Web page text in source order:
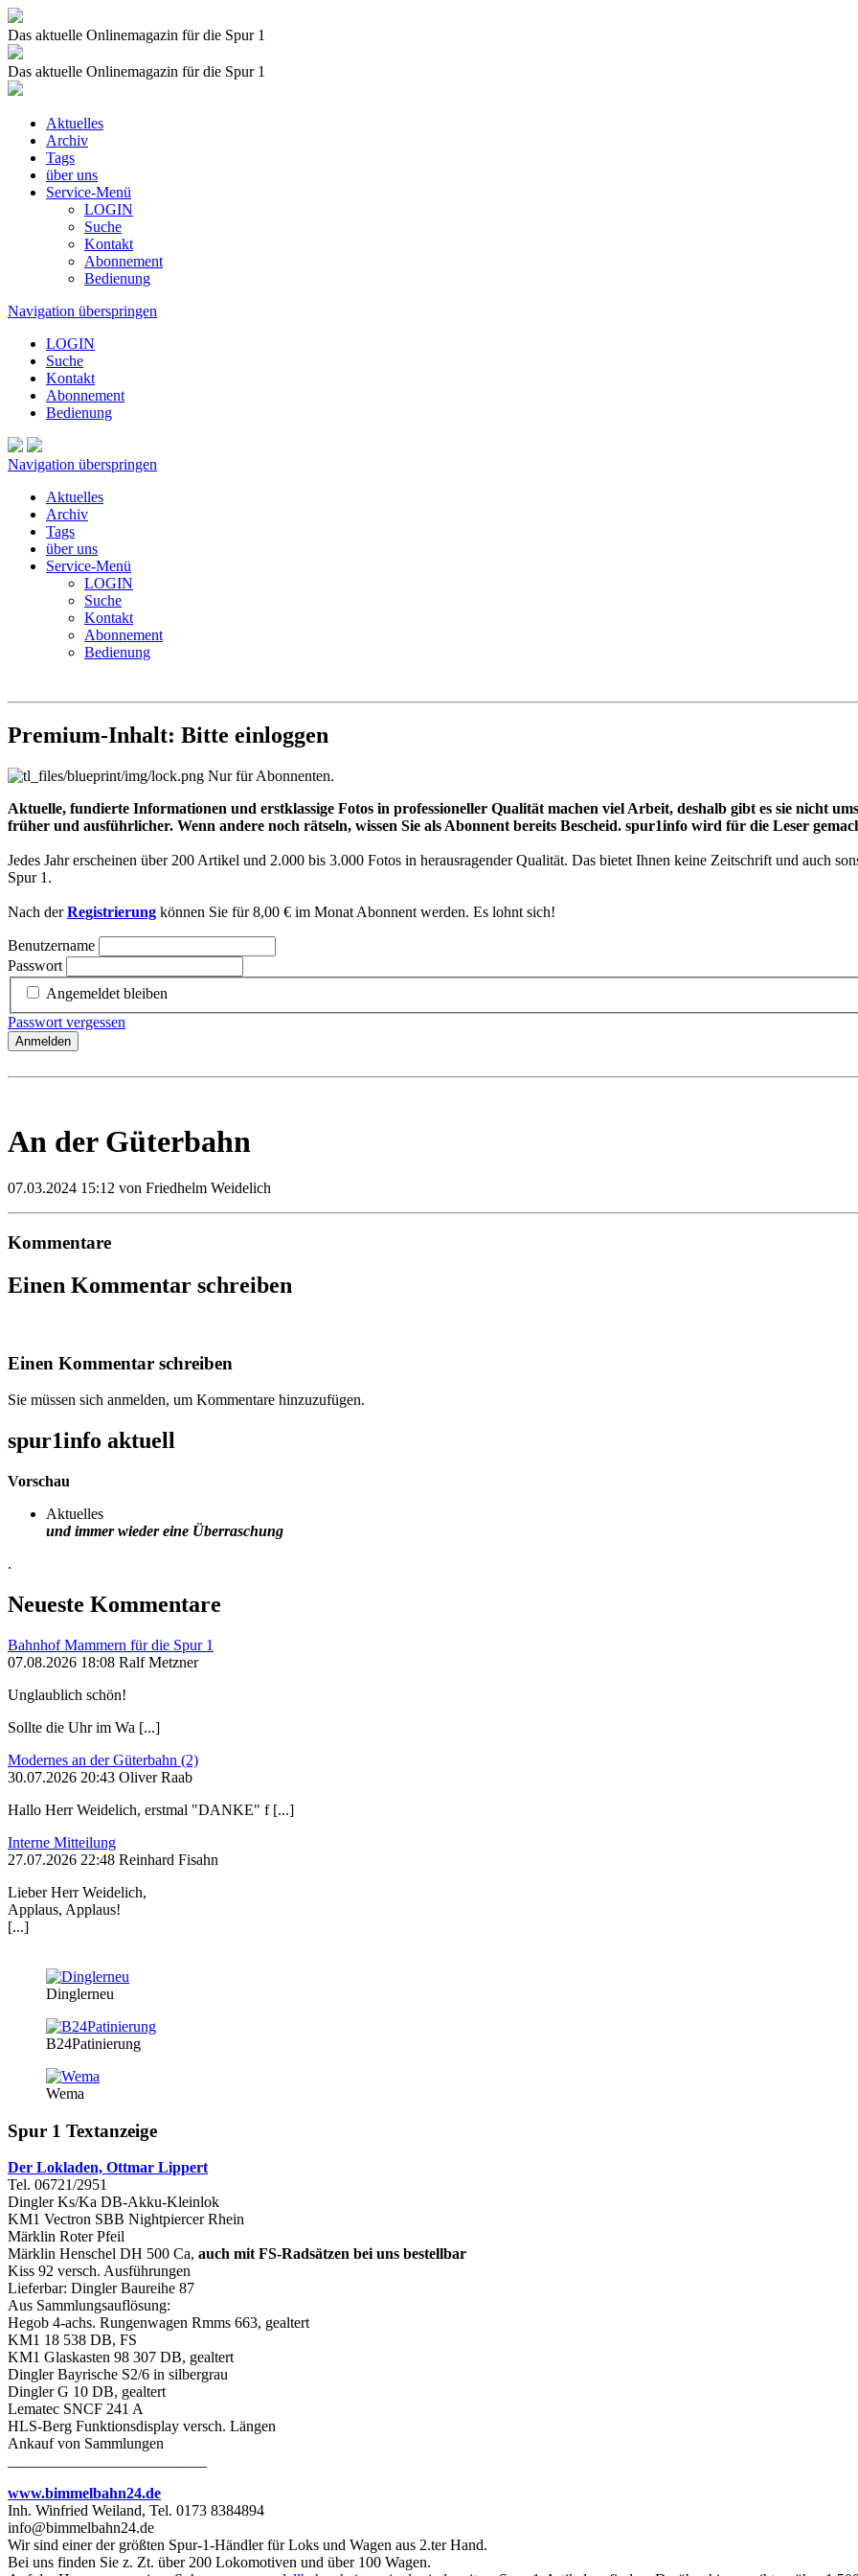
Das aktuelle Onlinemagazin für die Spur 1
Das aktuelle Onlinemagazin für die Spur 1
Aktuelles
Archiv
Tags
über uns
Service-Menü
LOGIN
Suche
Kontakt
Abonnement
Bedienung
Navigation überspringen
LOGIN
Suche
Kontakt
Abonnement
Bedienung
Navigation überspringen
Aktuelles
Archiv
Tags
über uns
Service-Menü
LOGIN
Suche
Kontakt
Abonnement
Bedienung
Premium-Inhalt: Bitte einloggen
Nur für Abonnenten.
Aktuelle, fundierte Informationen und erstklassige Fotos in professioneller Qualität machen viel Arbeit, deshalb gibt es sie nicht
früher und ausführlicher. Wenn andere noch rätseln, wissen Sie als Abonnent bereits Bescheid. spur1info wird für die Leser
Jedes Jahr erscheinen über 200 Artikel und 2.000 bis 3.000 Fotos in herausragender Qualität. Das bietet Ihnen keine Zeitschrift und auch
Spur 1.
Nach derRegistrierung können Sie für 8,00 € im Monat Abonnent werden. Es lohnt sich!
Benutzername
Passwort
Angemeldet bleiben
Passwort vergessen
Anmelden
An der Güterbahn
07.03.2024 15:12 von Friedhelm Weidelich
Kommentare
Einen Kommentar schreiben
Einen Kommentar schreiben
Sie müssen sich anmelden, um Kommentare hinzuzufügen.
spur1info aktuell
Vorschau
Aktuelles
und immer wieder eine Überraschung
.
Neueste Kommentare
Bahnhof Mammern für die Spur 1
07.08.2026 18:08 Ralf Metzner
Unglaublich schön!
Sollte die Uhr im Wa [...]
Modernes an der Güterbahn (2)
30.07.2026 20:43 Oliver Raab
Hallo Herr Weidelich, erstmal "DANKE" f [...]
Interne Mitteilung
27.07.2026 22:48 Reinhard Fisahn
Lieber Herr Weidelich,
Applaus, Applaus!
[...]
Dinglerneu
B24Patinierung
Wema
Spur 1 Textanzeige
Der Lokladen, Ottmar Lippert
Tel. 06721/2951
Dingler Ks/Ka DB-Akku-Kleinlok
KM1 Vectron SBB Nightpiercer Rhein
Märklin Roter Pfeil
Märklin Henschel DH 500 Ca, auch mit FS-Radsätzen bei uns bestellbar
Kiss 92 versch. Ausführungen
Lieferbar: Dingler Baureihe 87
Aus Sammlungsauflösung:
Hegob 4-achs. Rungenwagen Rmms 663, gealtert
KM1 18 538 DB, FS
KM1 Glaskasten 98 307 DB, gealtert
Dingler Bayrische S2/6 in silbergrau
Dingler G 10 DB, gealtert
Lematec SNCF 241 A
HLS-Berg Funktionsdisplay versch. Längen
Ankauf von Sammlungen
www.bimmelbahn24.de
Inh. Winfried Weiland, Tel. 0173 8384894
info@bimmelbahn24.de
Wir sind einer der größten Spur-1-Händler für Loks und Wagen aus 2.ter Hand.
Bei uns finden Sie z. Zt. über 200 Lokomotiven und über 100 Wagen.